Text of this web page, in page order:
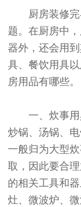
厨房装修完
题。在厨房中
器外，还会用
具、餐饮用具
房用品有哪些。
一、炊事用
炒锅、汤锅、
一般归为大型
取，因此要合
的相关工具和
灶、微波炉、